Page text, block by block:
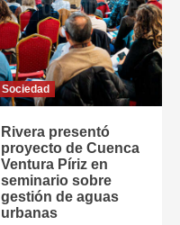
Sociedad
Rivera presentó
proyecto de Cuenca
Ventura Píriz en
seminario sobre
gestión de aguas
urbanas